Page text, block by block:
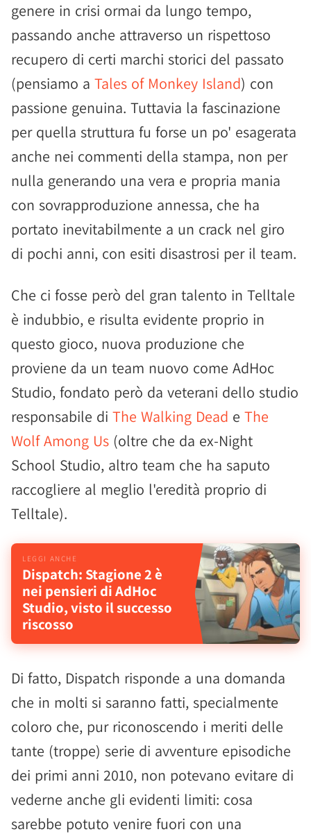
genere in crisi ormai da lungo tempo,
passando anche attraverso un rispettoso
recupero di certi marchi storici del passato
(pensiamo a Tales of Monkey Island) con
passione genuina. Tuttavia la fascinazione
per quella struttura fu forse un po' esagerata
anche nei commenti della stampa, non per
nulla generando una vera e propria mania
con sovrapproduzione annessa, che ha
portato inevitabilmente a un crack nel giro
di pochi anni, con esiti disastrosi per il team.
Che ci fosse però del gran talento in Telltale
è indubbio, e risulta evidente proprio in
questo gioco, nuova produzione che
proviene da un team nuovo come AdHoc
Studio, fondato però da veterani dello studio
responsabile di The Walking Dead e The
Wolf Among Us (oltre che da ex-Night
School Studio, altro team che ha saputo
raccogliere al meglio l'eredità proprio di
Telltale).
Dispatch: Stagione 2 è
nei pensieri di AdHoc
Studio, visto il successo
riscosso
Di fatto, Dispatch risponde a una domanda
che in molti si saranno fatti, specialmente
coloro che, pur riconoscendo i meriti delle
tante (troppe) serie di avventure episodiche
dei primi anni 2010, non potevano evitare di
vederne anche gli evidenti limiti: cosa
sarebbe potuto venire fuori con una